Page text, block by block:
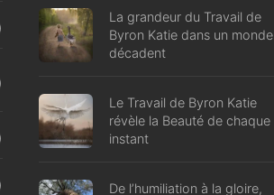
La grandeur du Travail de
Byron Katie dans un monde
décadent
Le Travail de Byron Katie
révèle la Beauté de chaque
instant
De l’humiliation à la gloire,